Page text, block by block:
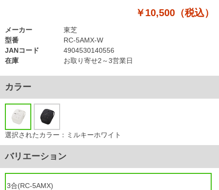
￥10,500（税込）
型番
RC-5AMX-W
JANコード
4904530140556
在庫
お取り寄せ2～3営業日
メーカー 東芝
カラー
選択されたカラー：ミルキーホワイト
バリエーション
3合(RC-5AMX)